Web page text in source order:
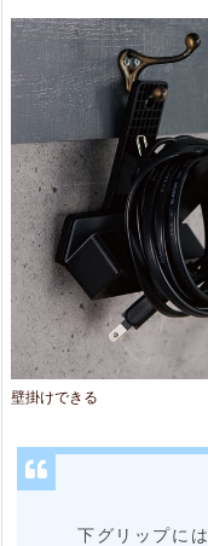
壁掛けできる
下グリップに